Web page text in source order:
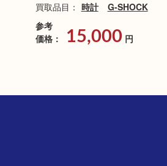
買取品目： 時計
G-SHOCK
参考
価格：
15,000 円